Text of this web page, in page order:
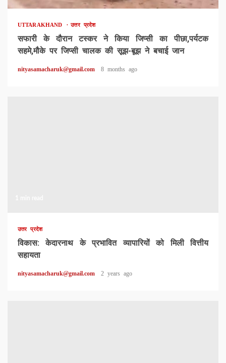
UTTARAKHAND उत्तर प्रदेश
सफारी के दौरान टस्कर ने किया जिप्सी का पीछा,पर्यटक
सहमे,मौके पर जिप्सी चालक की सूझ-बूझ ने बचाई जान
nityasamacharuk@gmail.com 8 months ago
उत्तर प्रदेश
विकास: केदारनाथ के प्रभावित व्यापारियों को मिली वित्तीय
सहायता
nityasamacharuk@gmail.com 2 years ago